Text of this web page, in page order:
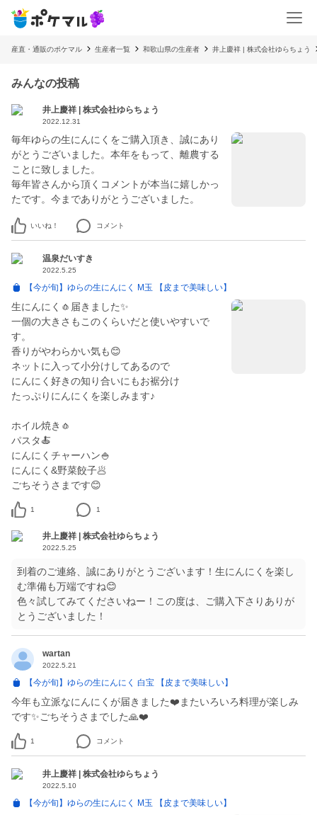
産直・通販のポケマル 生産者一覧 和歌山県の生産者 井上慶祥 | 株式会社ゆらちょう
みんなの投稿
井上慶祥 | 株式会社ゆらちょう
2022.12.31
毎年ゆらの生にんにくをご購入頂き、誠にあり
がとうございました。本年をもって、離農する
ことに致しました。
毎年皆さんから頂くコメントが本当に嬉しかっ
たです。今までありがとうございました。
いいね！ コメント
温泉だいすき
2022.5.25
【今が旬】ゆらの生にんにく M玉 【皮まで美味しい】
生にんにく🧄届きました✨
一個の大きさもこのくらいだと使いやすいで
す。
香りがやわらかい気も😊
ネットに入って小分けしてあるので
にんにく好きの知り合いにもお裾分け
たっぷりにんにくを楽しみます♪
ホイル焼き🧄
パスタ🍝
にんにくチャーハン🍚
にんにく&野菜餃子🥟
1 1
井上慶祥 | 株式会社ゆらちょう
2022.5.25
到着のご連絡、誠にありがとうございます！生にんにくを楽し
む準備も万端ですね😊
色々試してみてくださいねー！この度は、ご購入下さりありが
とうございました！
wartan
2022.5.21
【今が旬】ゆらの生にんにく 白宝 【皮まで美味しい】
今年も立派なにんにくが届きました❤️またいろいろ料理が楽しみ
です✨ごちそうさまでした🙏❤️
1 コメント
井上慶祥 | 株式会社ゆらちょう
2022.5.10
【今が旬】ゆらの生にんにく M玉 【皮まで美味しい】